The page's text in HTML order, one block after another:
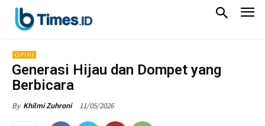
OPINI
Generasi Hijau dan Dompet yang
Berbicara
By Khilmi Zuhroni 11/05/2026